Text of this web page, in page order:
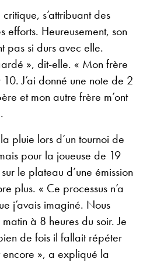
s’attribuant des
efforts. Heureusement, son
pas si durs avec elle.
», dit-elle. « Mon frère
J’ai donné une note de 2
et mon autre frère m’ont
pluie lors d’un tournoi de
pour la joueuse de 19
le plateau d’une émission
plus. « Ce processus n’a
j’avais imaginé. Nous
à 8 heures du soir. Je
de fois il fallait répéter
», a expliqué la